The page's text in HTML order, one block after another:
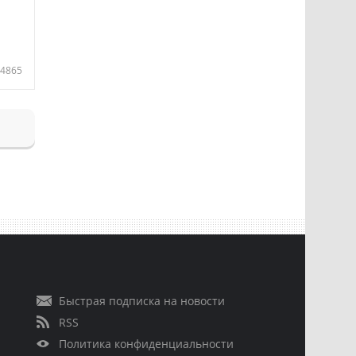
4865
Быстрая подписка на новости
RSS
Политика конфиденциальности